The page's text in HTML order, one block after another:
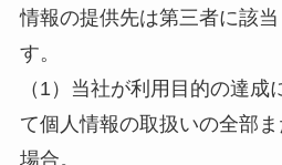
情報の提供先は第三者に該
す。
（1）当社が利用目的の達
て個人情報の取扱いの全部
場合。